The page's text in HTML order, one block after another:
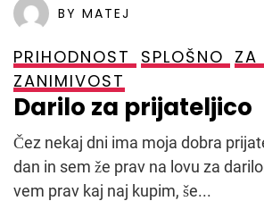
BY MATEJ
PRIHODNOST SPLOŠNO ZA
ZANIMIVOST
Darilo za prijateljico
Čez nekaj dni ima moja dobra
dan in sem že prav na lovu za
vem prav kaj naj kupim, še...